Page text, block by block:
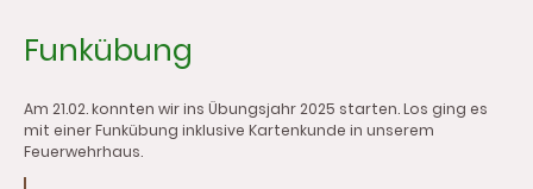
Funkübung
Am 21.02. konnten wir ins Übungsjahr 2025 starten. Los ging es
mit einer Funkübung inklusive Kartenkunde in unserem
Feuerwehrhaus.